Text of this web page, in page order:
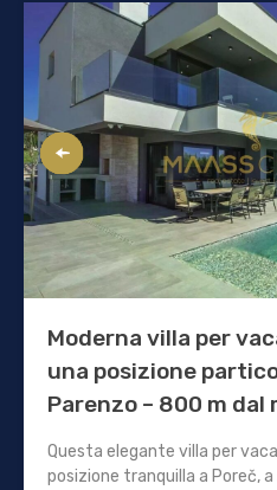
Moderna villa per
una posizione
Parenzo – 800 m dal
Questa elegante villa per
posizione tranquilla a Poreč,